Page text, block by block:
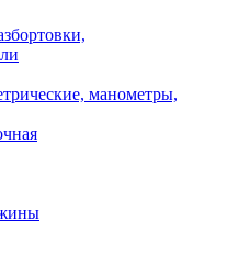
манометры,